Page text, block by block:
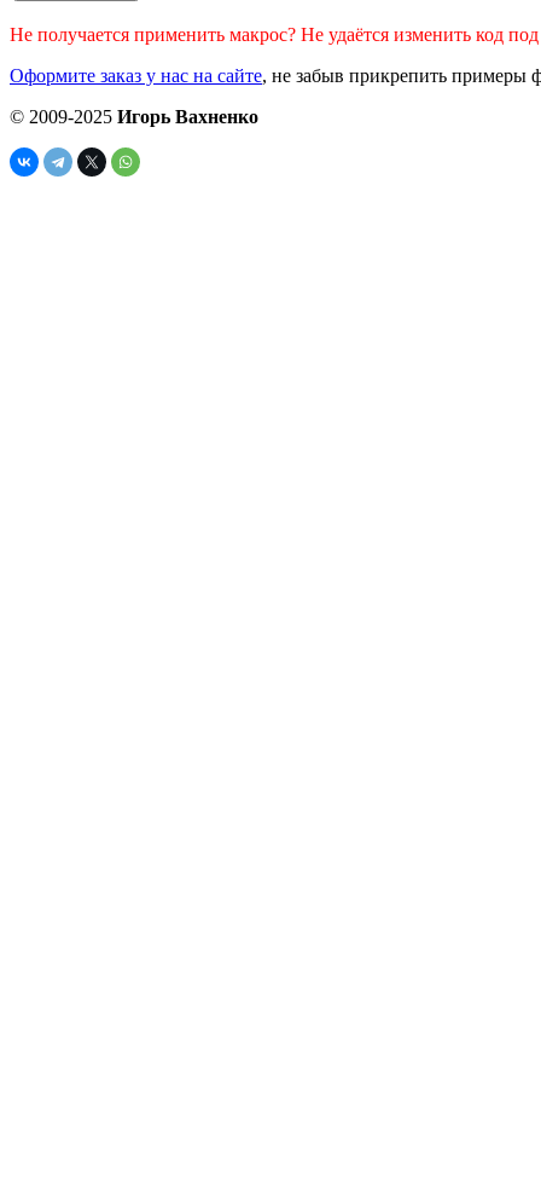
Не получается применить макрос? Не удаётся изменить код
Оформите заказ у нас на сайте, не забыв прикрепить примеры
© 2009-2025 Игорь Вахненко